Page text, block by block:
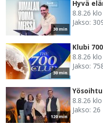
30 min
Hyvä
8.8.26
Jakso:
30 min
Klubi 700
8.8.26
Jakso:
120 min
Yösoihtu
8.8.26
Jakso: 26